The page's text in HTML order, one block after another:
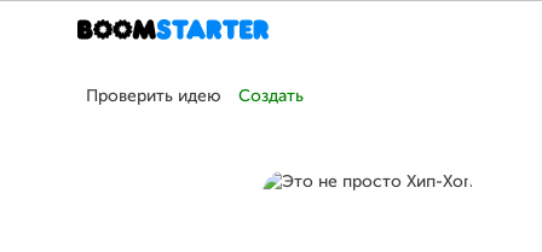
Проверить идею Создать